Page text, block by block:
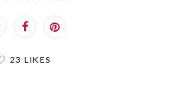
23 LIKES